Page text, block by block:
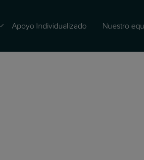
Apoyo Individualizado Nuestro